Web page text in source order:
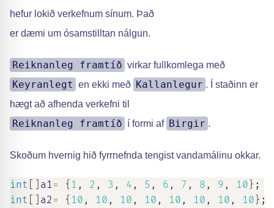
hefur lokið verkefnum sínum. Það
er dæmi um ósamstilltan nálgun.
Reiknanleg framtíð virkar fullkomlega með
Keyranlegt en ekki með Kallanlegur . Í staðinn er
hægt að afhenda verkefni til
Reiknanleg framtíð í formi af Birgir .
Skoðum hvernig hið fyrrnefnda tengist vandamálinu okkar.
int a1= { 1 , 2 , 3 , 4 , 5 , 6 , 7 , 8 , 9 , 10 } ;
int
a2 = { 10 , 10 , 10 , 10 , 10 , 10 , 10 , 10 } ;